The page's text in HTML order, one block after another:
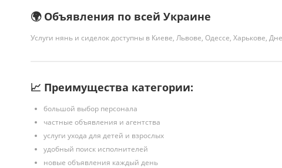
🌍 Объявления по всей Украине
Услуги нянь и сиделок доступны в Киеве, Львове, Одессе, Харькове,
📈 Преимущества категории:
большой выбор персонала
частные объявления и агентства
услуги ухода для детей и взрослых
удобный поиск исполнителей
новые объявления каждый день